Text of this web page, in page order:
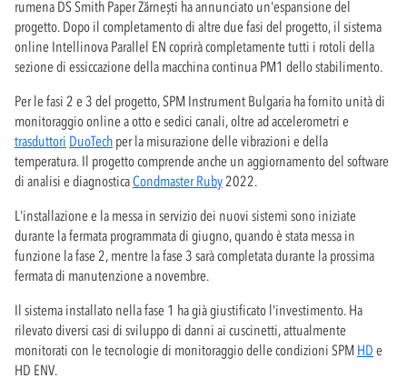
rumena DS Smith Paper Zărnești ha annunciato un'espansione del
progetto. Dopo il completamento di altre due fasi del progetto, il sistema
online Intellinova Parallel EN coprirà completamente tutti i rotoli della
sezione di essiccazione della macchina continua PM1 dello stabilimento.
Per le fasi 2 e 3 del progetto, SPM Instrument Bulgaria ha fornito unità di
monitoraggio online a otto e sedici canali, oltre ad accelerometri e
trasduttori DuoTech per la misurazione delle vibrazioni e della
temperatura. Il progetto comprende anche un aggiornamento del software
di analisi e diagnosticaCondmaster Ruby 2022.
L'installazione e la messa in servizio dei nuovi sistemi sono iniziate
durante la fermata programmata di giugno, quando è stata messa in
funzione la fase 2, mentre la fase 3 sarà completata durante la prossima
fermata di manutenzione a novembre.
Il sistema installato nella fase 1 ha già giustificato l'investimento. Ha
rilevato diversi casi di sviluppo di danni ai cuscinetti, attualmente
monitorati con le tecnologie di monitoraggio delle condizioni SPM HD e
HD ENV.